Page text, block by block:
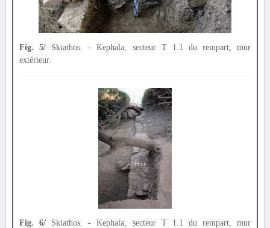
Fig. 5/ Skiathos. - Kephala, secteur T 1.1 du rempart, mur
extérieur.
Fig. 6/ Skiathos. - Kephala, secteur T 1.1 du rempart, mur